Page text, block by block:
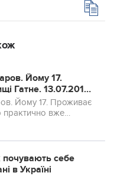
Йому 17.
Гатне. 13.07.2017
Києво-
Олександр
вночі, у
Йому 17. Проживає
практично вже
почувають себе
в Україні